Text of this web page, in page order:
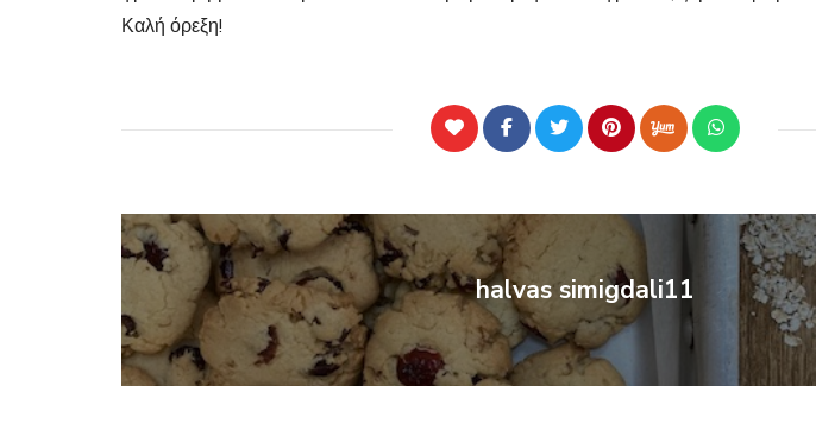
Καλή όρεξη!
halvas simigdali11